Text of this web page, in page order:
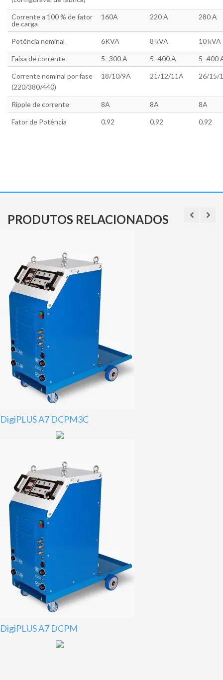
Corrente a 100 % de fator
de carga
160A 220 A 280 A
Potência nominal 6KVA 8 kVA 10 kVA
Faixa de corrente 5- 300 A 5- 400 A 5- 400
Corrente nominal por fase
(220/380/440)
18/10/9A 21/12/11A 26/15/
Ripple de corrente 8A 8A 8A
Fator de Potência 0.92 0.92 0.92
PRODUTOS RELACIONADOS
DigiPLUS A7 DCPM3C
DigiPLUS A7 DCPM